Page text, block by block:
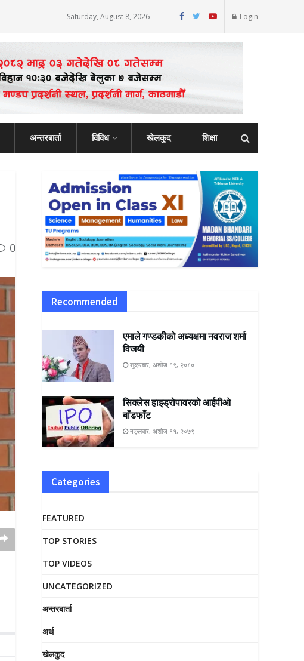
Saturday, August 8, 2026 Login
अन्तरबार्ता विविध खेलकुद शिक्षा
0
Recommended
एमाले गण्डकीको अध्यक्षमा नवराज शर्मा
विजयी
शुक्रबार, अशोज १९, २०८०
सिक्लेस हाइड्रोपावरको आईपीओ
बाँडफाँट
मङ्लबार, अशोज ११, २०७९
Categories
FEATURED
TOP STORIES
TOP VIDEOS
UNCATEGORIZED
अन्तरबार्ता
अर्थ
खेलकुद